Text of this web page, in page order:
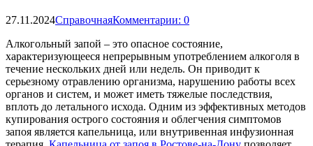
27.11.2024СправочнаяКомментарии: 0
Алкогольный запой – это опасное состояние,
характеризующееся непрерывным употреблением алкоголя в
течение нескольких дней или недель. Он приводит к
серьезному отравлению организма, нарушению работы всех
органов и систем, и может иметь тяжелые последствия,
вплоть до летального исхода. Одним из эффективных методов
купирования острого состояния и облегчения симптомов
запоя является капельница, или внутривенная инфузионная